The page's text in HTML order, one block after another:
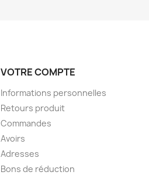
VOTRE COMPTE
Informations personnelles
Retours produit
Commandes
Avoirs
Adresses
Bons de réduction